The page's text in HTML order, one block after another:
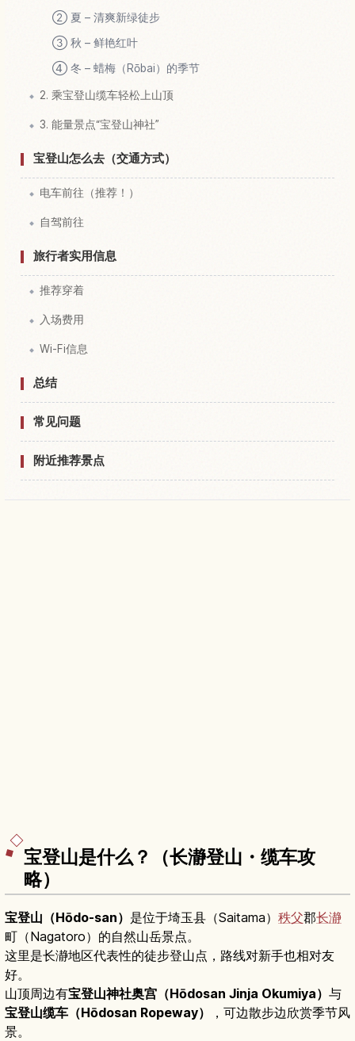
② 夏 – 清爽新绿徒步
③ 秋 – 鲜艳红叶
④ 冬 – 蜡梅（Rōbai）的季节
2. 乘宝登山缆车轻松上山顶
3. 能量景点“宝登山神社”
宝登山怎么去（交通方式）
电车前往（推荐！）
自驾前往
旅行者实用信息
推荐穿着
入场费用
Wi-Fi信息
总结
常见问题
附近推荐景点
宝登山是什么？（长瀞登山・缆车攻
略）
宝登山（Hōdo-san） 是位于埼玉县（Saitama） 秩父郡长瀞
町（Nagatoro）的自然山岳景点。
这里是长瀞地区代表性的徒步登山点，路线对新手也相对友
好。
山顶周边有宝登山神社奥宫（Hōdosan Jinja Okumiya） 与
宝登山缆车（Hōdosan Ropeway）
，可边散步边欣赏季节风
景。